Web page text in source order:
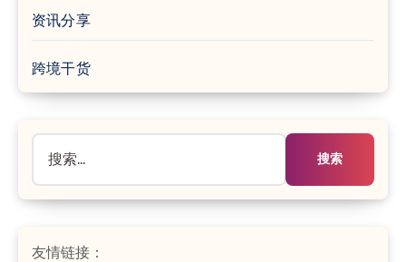
资讯分享
跨境干货
索：
友情链接：